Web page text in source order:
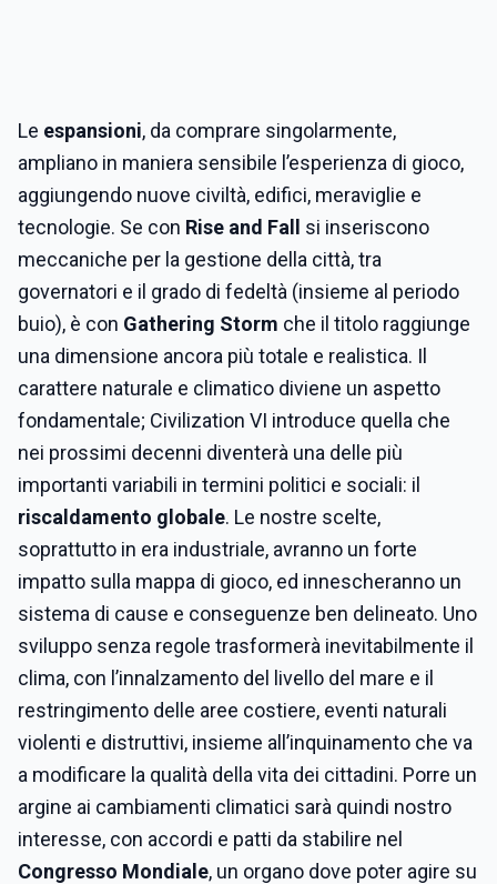
Le espansioni, da comprare singolarmente,
ampliano in maniera sensibile l’esperienza di gioco,
aggiungendo nuove civiltà, edifici, meraviglie e
tecnologie. Se con Rise and Fall
si inseriscono
meccaniche per la gestione della città, tra
governatori e il grado di fedeltà (insieme al periodo
buio), è con Gathering Storm che il titolo raggiunge
una dimensione ancora più totale e realistica. Il
carattere naturale e climatico diviene un aspetto
fondamentale; Civilization VI introduce quella che
nei prossimi decenni diventerà una delle più
importanti variabili in termini politici e sociali: il
riscaldamento globale. Le nostre scelte,
soprattutto in era industriale, avranno un forte
impatto sulla mappa di gioco, ed innescheranno un
sistema di cause e conseguenze ben delineato. Uno
sviluppo senza regole trasformerà inevitabilmente il
clima, con l’innalzamento del livello del mare e il
restringimento delle aree costiere, eventi naturali
violenti e distruttivi, insieme all’inquinamento che va
a modificare la qualità della vita dei cittadini. Porre un
argine ai cambiamenti climatici sarà quindi nostro
interesse, con accordi e patti da stabilire nel
Congresso Mondiale, un organo dove poter agire su